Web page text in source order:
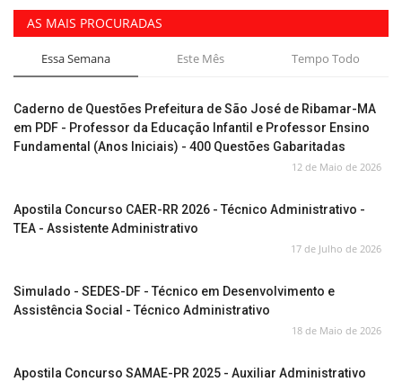
AS MAIS PROCURADAS
Essa Semana Este Mês Tempo Todo
Caderno de Questões Prefeitura de São José de Ribamar-MA
em PDF - Professor da Educação Infantil e Professor Ensino
Fundamental (Anos Iniciais) - 400 Questões Gabaritadas
12 de Maio de 2026
Apostila Concurso CAER-RR 2026 - Técnico Administrativo -
TEA - Assistente Administrativo
17 de Julho de 2026
Simulado - SEDES-DF - Técnico em Desenvolvimento e
Assistência Social - Técnico Administrativo
18 de Maio de 2026
Apostila Concurso SAMAE-PR 2025 - Auxiliar Administrativo